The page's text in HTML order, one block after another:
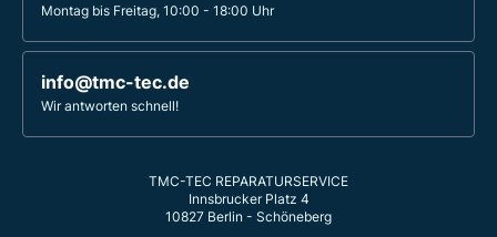
Montag bis Freitag, 10:00 - 18:00 Uhr
info@tmc-tec.de
Wir antworten schnell!
TMC-TEC REPARATURSERVICE
Innsbrucker Platz 4
10827 Berlin - Schöneberg